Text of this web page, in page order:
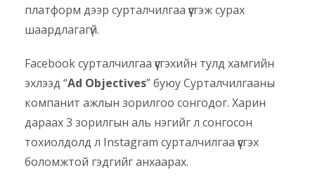
платформ дээр сурталчилгаа үүсгэж сурах
шаардлагагүй.
Facebook сурталчилгаа үүсгэхийн тулд хамгийн
эхлээд “Ad Objectives” буюу Сурталчилгааны
компанит ажлын зорилгоо сонгодог. Харин
дараах 3 зорилгын аль нэгийг л сонгосон
тохиолдолд л Instagram сурталчилгаа үүсгэх
боломжтой гэдгийг анхаарах.